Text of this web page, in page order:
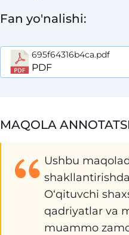
Fan yo'nalishi:
695f64316b4ca.pdf
PDF
MAQOLA
Ushbu
O‘qituvchi
qadriyatlar va
muammo